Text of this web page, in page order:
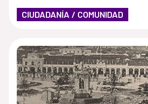
CIUDADANÍA / COMUNIDAD